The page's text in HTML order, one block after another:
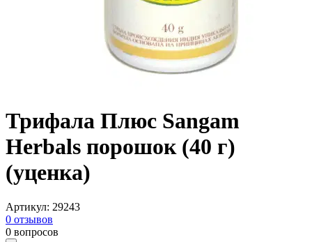
Трифала Плюс Sangam
Herbals порошок (40 г)
(уценка)
Артикул: 29243
0 отзывов
0 вопросов